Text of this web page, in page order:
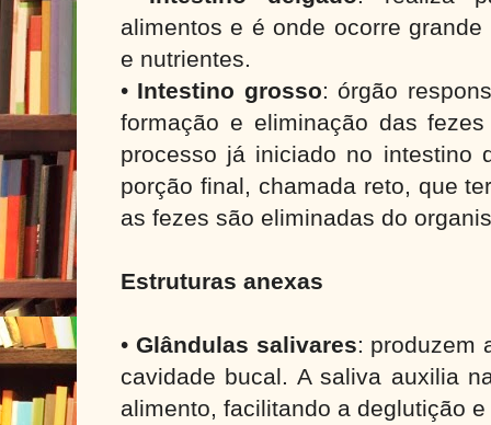
alimentos e é onde ocorre
e nutrientes.
• Intestino grosso: órgão
formação e eliminação das
processo já iniciado no intestino
porção final, chamada reto, que
as fezes são eliminadas do
Estruturas anexas
• Glândulas salivares: produzem
cavidade bucal. A saliva auxilia
alimento, facilitando a deglutição